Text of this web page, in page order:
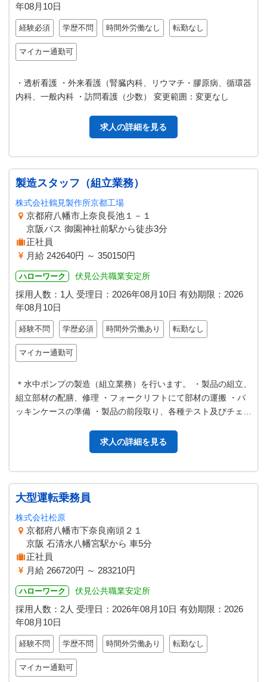
年08月10日
経験必須 学歴不問 時間外労働なし 転勤なし
マイカー通勤可
・透析看護 ・外来看護（腎臓内科、リウマチ・膠原病、循環器
内科、一般内科 ・訪問看護（少数） 変更範囲：変更なし
求人の詳細を見る
製造スタッフ（組立業務）
株式会社鶴見製作所京都工場
京都府八幡市上奈良長池１－１
京阪バス 御園神社前駅から徒歩3分
正社員
月給 242640円 ～ 350150円
ハローワーク 伏見公共職業安定所
採用人数：1人 受理日： 2026年08月10日 有効期限： 2026
年08月10日
経験不問 学歴必須 時間外労働あり 転勤なし
マイカー通勤可
＊水中ポンプの製造（組立業務）を行います。 ・製品の組立、
組立部材の配膳、修理 ・フォークリフトにて部材の運搬 ・パ
ッキンケースの準備 ・製品の前段取り、各種テスト及びチェッ
求人の詳細を見る
大型運転乗務員
株式会社松原
京都府八幡市下奈良南頭２１
京阪 石清水八幡宮駅から 車5分
正社員
月給 266720円 ～ 283210円
ハローワーク 伏見公共職業安定所
採用人数：2人 受理日： 2026年08月10日 有効期限： 2026
年08月10日
経験不問 学歴不問 時間外労働あり 転勤なし
マイカー通勤可